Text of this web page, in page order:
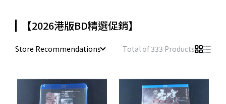
【2026港版BD精選促銷】
Store Recommendations Total of 333 Products